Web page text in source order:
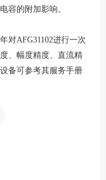
容的附加影响。
对AFG31102进行一次
、幅度精度、直流精
备可参考其服务手册